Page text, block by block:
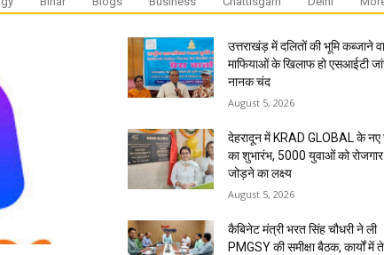
उत्तराखंड़ में दलितों की भूमि कब्जाने
माफियाओं के खिलाफ हो एसआईटी
नानक चंद
August 5, 2026
देहरादून में KRAD GLOBAL के
का शुभारंभ, 5000 युवाओं को
जोड़ने का लक्ष्य
August 5, 2026
कैबिनेट मंत्री भरत सिंह चौधरी ने ली
PMGSY की समीक्षा बैठक, कार्यों में